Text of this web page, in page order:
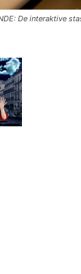
De interaktive